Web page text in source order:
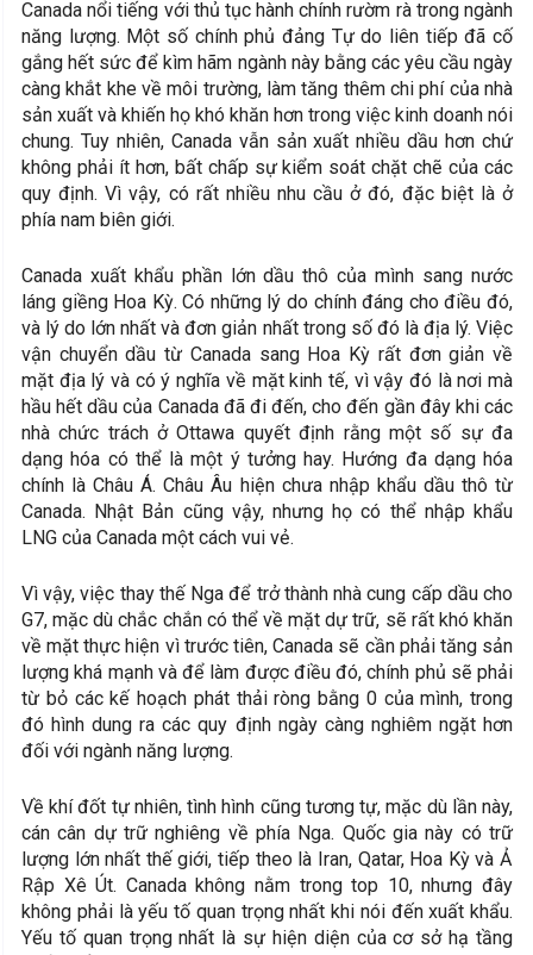
Canada nổi tiếng với thủ tục hành chính rườm rà trong ngành
năng lượng. Một số chính phủ đảng Tự do liên tiếp đã cố
gắng hết sức để kìm hãm ngành này bằng các yêu cầu ngày
càng khắt khe về môi trường, làm tăng thêm chi phí của nhà
sản xuất và khiến họ khó khăn hơn trong việc kinh doanh nói
chung. Tuy nhiên, Canada vẫn sản xuất nhiều dầu hơn chứ
không phải ít hơn, bất chấp sự kiểm soát chặt chẽ của các
quy định. Vì vậy, có rất nhiều nhu cầu ở đó, đặc biệt là ở
phía nam biên giới.
Canada xuất khẩu phần lớn dầu thô của mình sang nước
láng giềng Hoa Kỳ. Có những lý do chính đáng cho điều đó,
và lý do lớn nhất và đơn giản nhất trong số đó là địa lý. Việc
vận chuyển dầu từ Canada sang Hoa Kỳ rất đơn giản về
mặt địa lý và có ý nghĩa về mặt kinh tế, vì vậy đó là nơi mà
hầu hết dầu của Canada đã đi đến, cho đến gần đây khi các
nhà chức trách ở Ottawa quyết định rằng một số sự đa
dạng hóa có thể là một ý tưởng hay. Hướng đa dạng hóa
chính là Châu Á. Châu Âu hiện chưa nhập khẩu dầu thô từ
Canada. Nhật Bản cũng vậy, nhưng họ có thể nhập khẩu
LNG của Canada một cách vui vẻ.
Vì vậy, việc thay thế Nga để trở thành nhà cung cấp dầu cho
G7, mặc dù chắc chắn có thể về mặt dự trữ, sẽ rất khó khăn
về mặt thực hiện vì trước tiên, Canada sẽ cần phải tăng sản
lượng khá mạnh và để làm được điều đó, chính phủ sẽ phải
từ bỏ các kế hoạch phát thải ròng bằng 0 của mình, trong
đó hình dung ra các quy định ngày càng nghiêm ngặt hơn
đối với ngành năng lượng.
Về khí đốt tự nhiên, tình hình cũng tương tự, mặc dù lần này,
cán cân dự trữ nghiêng về phía Nga. Quốc gia này có trữ
lượng lớn nhất thế giới, tiếp theo là Iran, Qatar, Hoa Kỳ và Ả
Rập Xê Út. Canada không nằm trong top 10, nhưng đây
không phải là yếu tố quan trọng nhất khi nói đến xuất khẩu.
Yếu tố quan trọng nhất là sự hiện diện của cơ sở hạ tầng